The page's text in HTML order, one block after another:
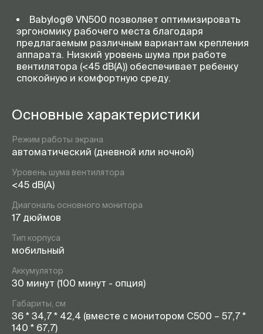
Babylog® VN500 позволяет оптимизировать
эргономику рабочего места благодаря
предлагаемым различным вариантам крепления
аппарата. Низкий уровень шума при работе
вентилятора (<45 dB(A)) обеспечивает ребенку
спокойную и комфортную среду.
Основные характеристики
Режим работы экрана
автоматический (дневной или ночной)
Уровень шума вентилятора
<45 dB(A)
Диагональ основного монитора
17 дюймов
Тип корпуса
мобильный
Аккумулятор
30 минут (100 минут - опция)
Габариты, см
36 * 34,7 * 42,4 (вместе с монитором C500 – 57,7 *
140 * 67,7)